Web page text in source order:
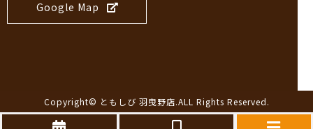
Google Map
Copyright© ともしび 羽曳野店.ALL Rights Reserved.